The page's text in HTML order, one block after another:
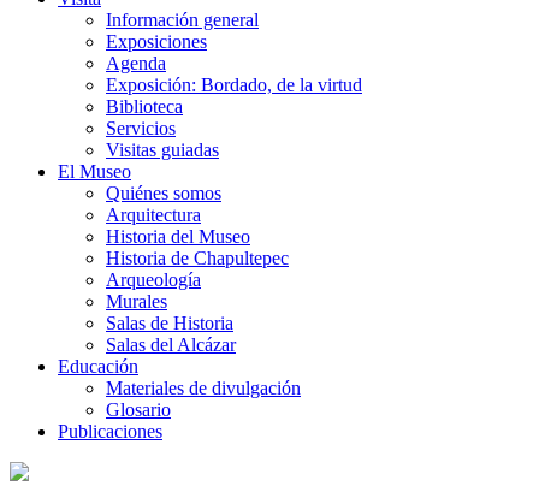
Información general
Exposiciones
Agenda
Exposición: Bordado, de la virtud
Biblioteca
Servicios
Visitas guiadas
El Museo
Quiénes somos
Arquitectura
Historia del Museo
Historia de Chapultepec
Arqueología
Murales
Salas de Historia
Salas del Alcázar
Educación
Materiales de divulgación
Glosario
Publicaciones